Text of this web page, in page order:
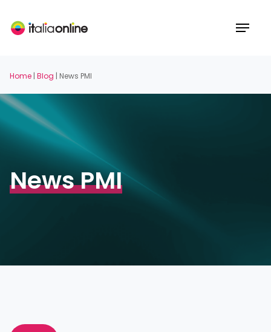
main
Menu
Home | Blog | News PMI
News PMI